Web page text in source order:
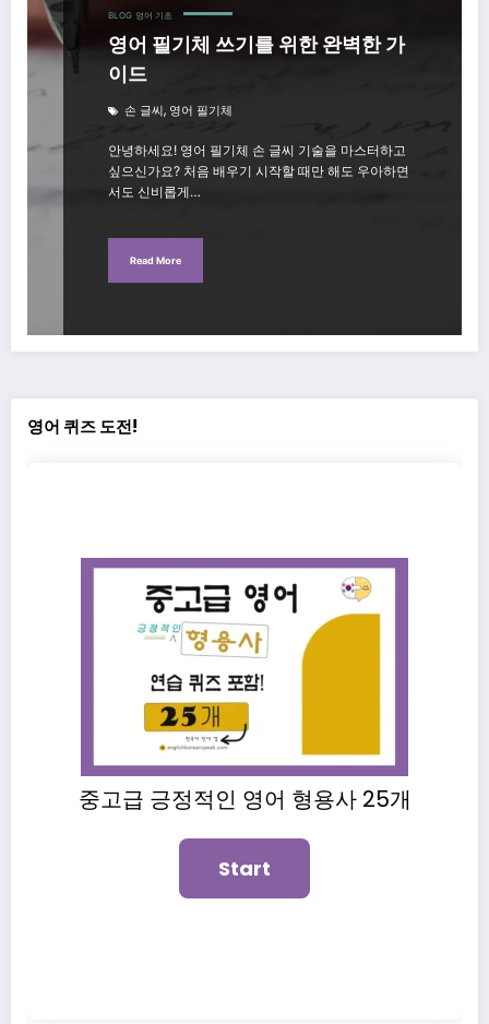
BLOG 영어 기초
영어 필기체 쓰기를 위한 완벽한 가
이드
손 글씨 , 영어 필기체
안녕하세요! 영어 필기체 손 글씨 기술을 마스터하고
싶으신가요? 처음 배우기 시작할 때만 해도 우아하면
서도 신비롭게…
Read More
영어 퀴즈 도전!
중고급 긍정적인 영어 형용사 25개